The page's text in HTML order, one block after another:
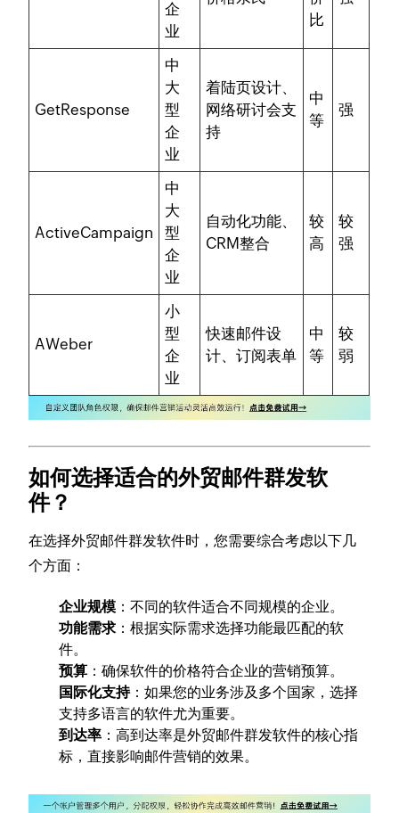
企
业
比
GetResponse
中
大
型
企
业
着陆页设计、
网络研讨会支
持
中
等
强
ActiveCampaign
中
大
型
企
业
自动化功能、
CRM整合
较
高
较
强
AWeber
小
型
企
业
快速邮件设
计、订阅表单
中
等
较
弱
如何选择适合的外贸邮件群发软
件？
在选择外贸邮件群发软件时，您需要综合考虑以下几
个方面：
企业规模 ：不同的软件适合不同规模的企业。
功能需求 ：根据实际需求选择功能最匹配的软
件。
预算 ：确保软件的价格符合企业的营销预算。
国际化支持：如果您的业务涉及多个国家，选择
支持多语言的软件尤为重要。
到达率 ：高到达率是外贸邮件群发软件的核心指
标，直接影响邮件营销的效果。